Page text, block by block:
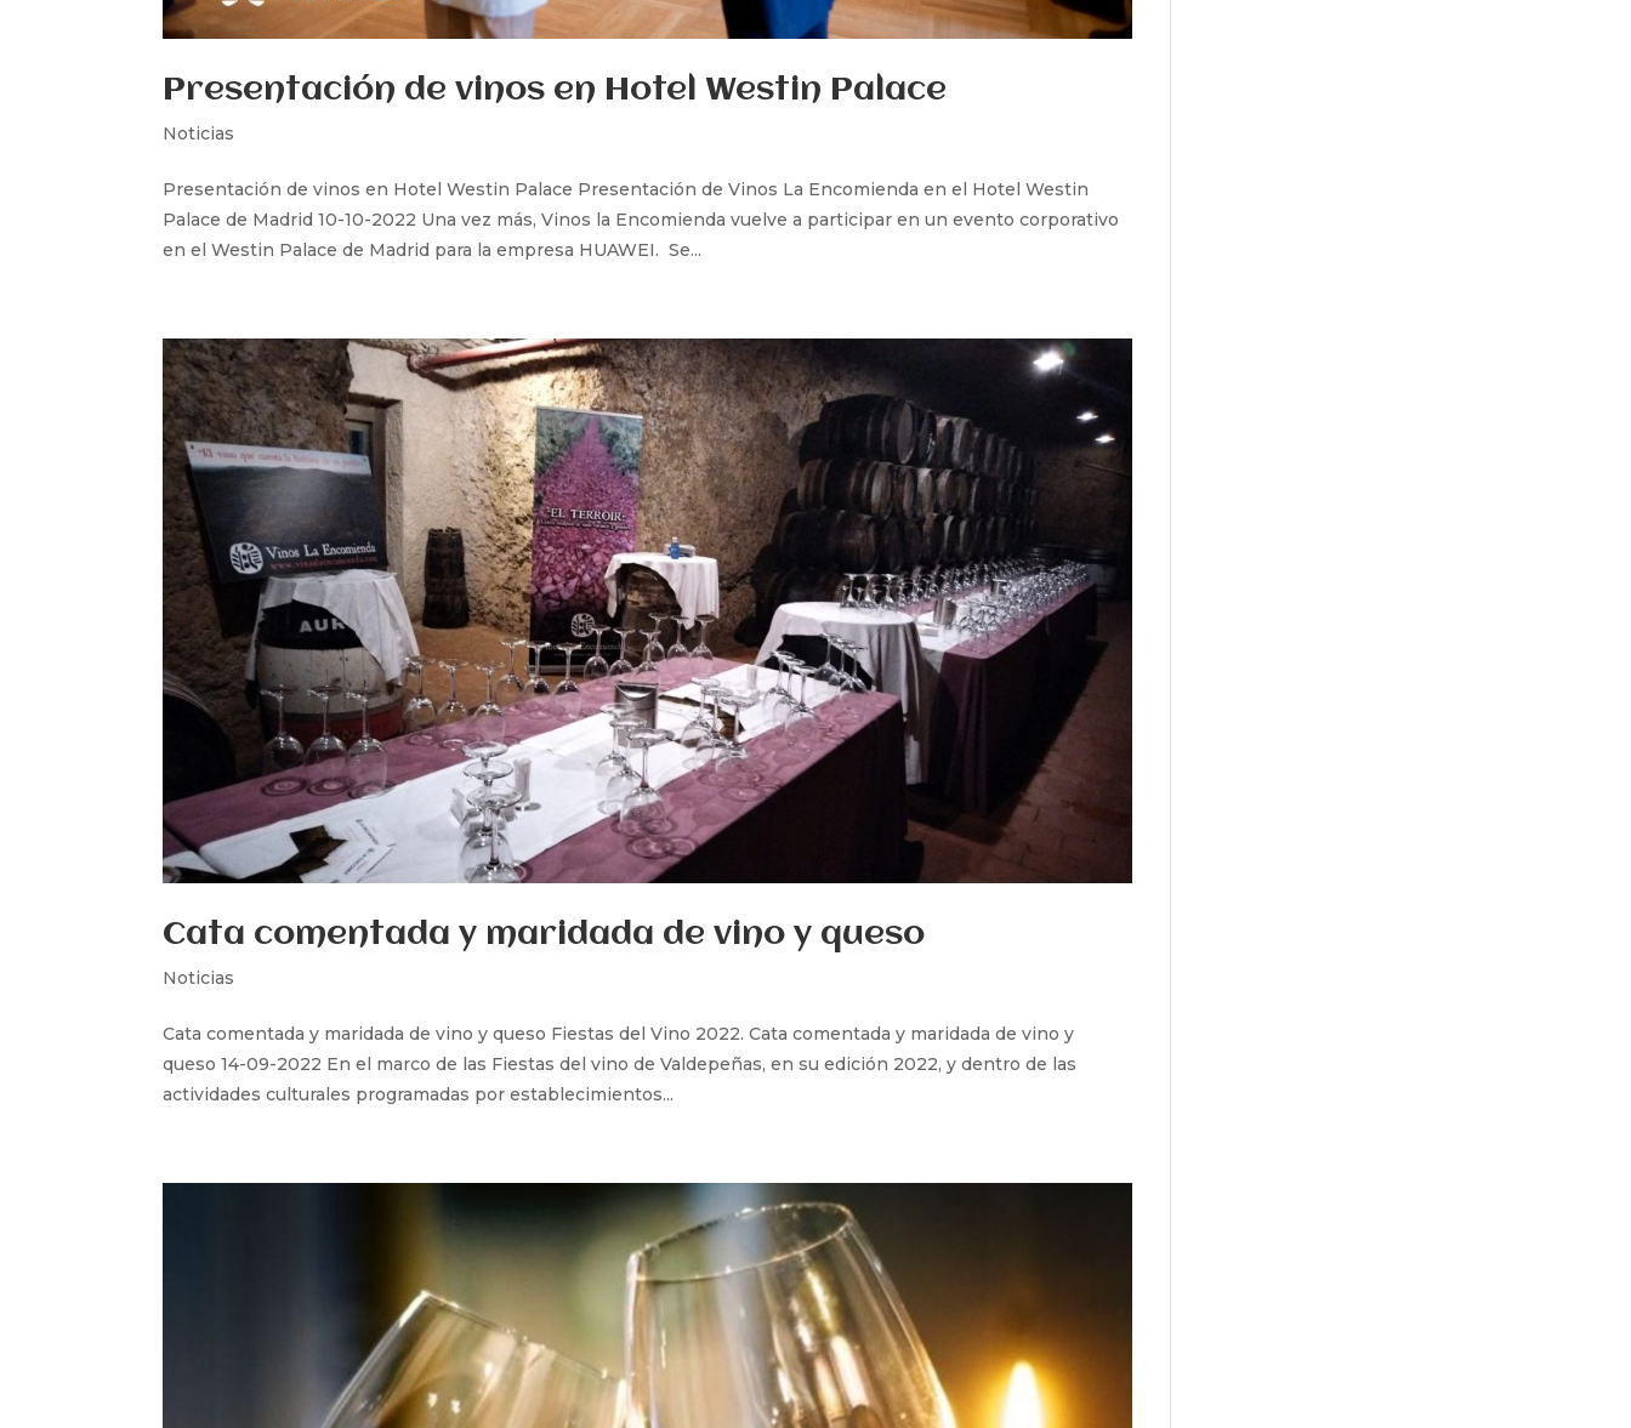
Presentación de vinos en Hotel Westin Palace
Noticias
Presentación de vinos en Hotel Westin Palace Presentación de Vinos La Encomienda en el Hotel Westin
Palace de Madrid 10-10-2022 Una vez más, Vinos la Encomienda vuelve a participar en un evento corporativo
en el Westin Palace de Madrid para la empresa HUAWEI. Se...
Cata comentada y maridada de vino y queso
Noticias
Cata comentada y maridada de vino y queso Fiestas del Vino 2022. Cata comentada y maridada de vino y
queso 14-09-2022 En el marco de las Fiestas del vino de Valdepeñas, en su edición 2022, y dentro de las
actividades culturales programadas por establecimientos...